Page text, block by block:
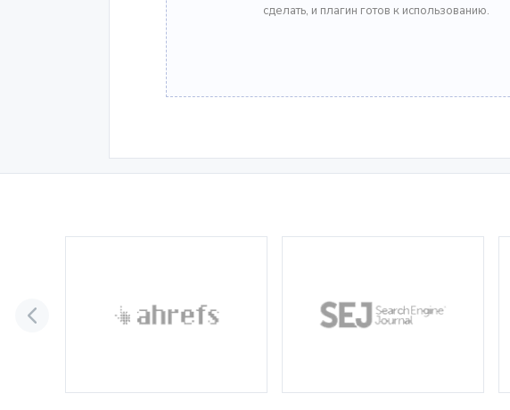
сделать, и плагин готов к использованию.